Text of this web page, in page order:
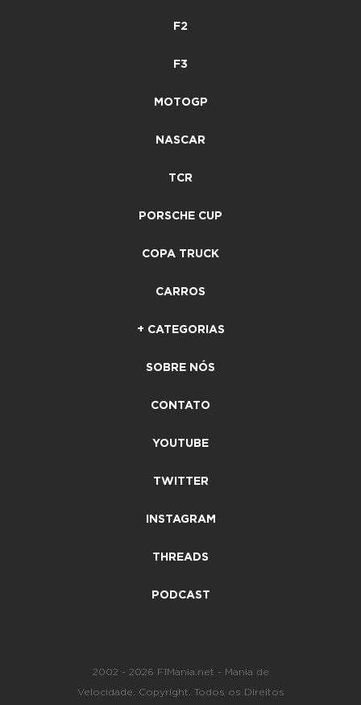
F2
F3
MOTOGP
NASCAR
TCR
PORSCHE CUP
COPA TRUCK
CARROS
+ CATEGORIAS
SOBRE NÓS
CONTATO
YOUTUBE
TWITTER
INSTAGRAM
THREADS
PODCAST
2002 - 2026 F1Mania.net - Mania de
Velocidade. Copyright. Todos os Direitos